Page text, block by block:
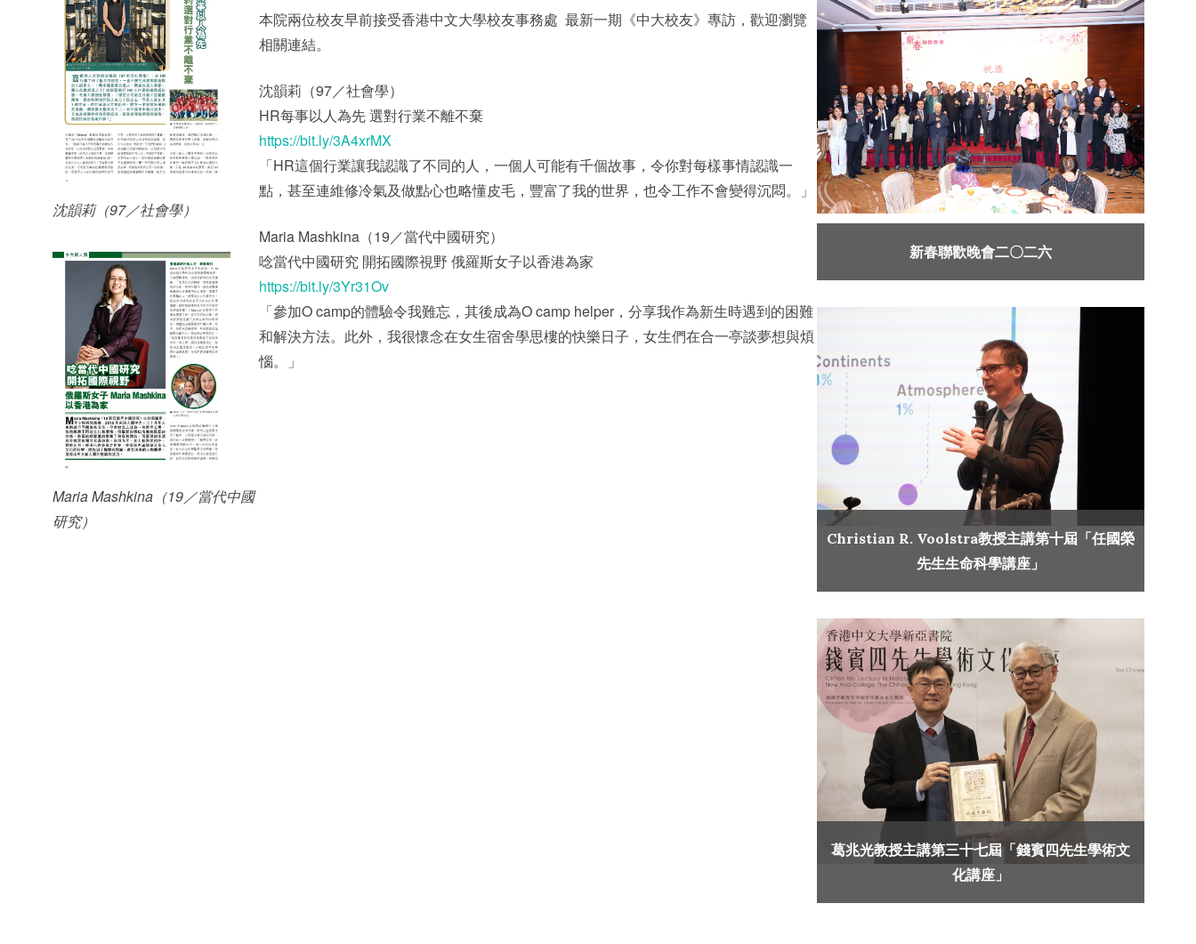
沈韻莉（97／社會學）
Maria Mashkina（19／當代中國
研究）
本院兩位校友早前接受香港中文大學校友事務處 最新一期《中大校友》專訪，歡迎瀏覽
相關連結。
沈韻莉（97／社會學）
HR每事以人為先 選對行業不離不棄
https://bit.ly/3A4xrMX
「HR這個行業讓我認識了不同的人，一個人可能有千個故事，令你對每樣事情認識一
點，甚至連維修冷氣及做點心也略懂皮毛，豐富了我的世界，也令工作不會變得沉悶。」
Maria Mashkina（19／當代中國研究）
唸當代中國研究 開拓國際視野 俄羅斯女子以香港為家
https://bit.ly/3Yr31Ov
「參加O camp的體驗令我難忘，其後成為O camp helper，分享我作為新生時遇到的困難
和解決方法。此外，我很懷念在女生宿舍學思樓的快樂日子，女生們在合一亭談夢想與煩
惱。」
新春聯歡晚會二〇二六
Christian R. Voolstra教授主講第十屆「任國榮
先生生命科學講座」
葛兆光教授主講第三十七屆「錢賓四先生學術文
化講座」